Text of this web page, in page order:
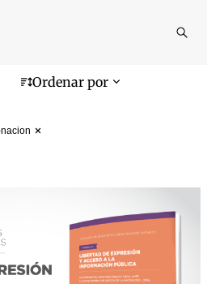
Ordenar por